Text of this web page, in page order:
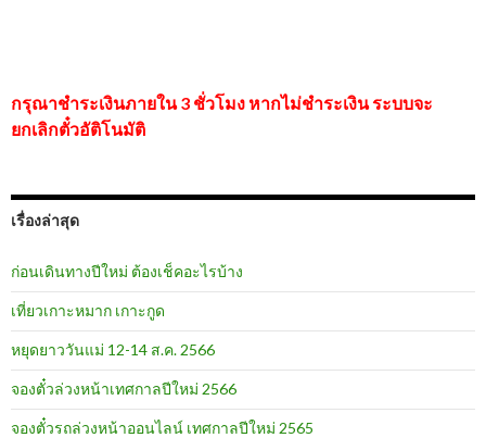
กรุณาชำระเงินภายใน 3 ชั่วโมง หากไม่ชำระเงิน ระบบจะ
ยกเลิกตั๋วอัติโนมัติ
เรื่องล่าสุด
ก่อนเดินทางปีใหม่ ต้องเช็คอะไรบ้าง
เที่ยวเกาะหมาก เกาะกูด
หยุดยาววันแม่ 12-14 ส.ค. 2566
จองตั๋วล่วงหน้าเทศกาลปีใหม่ 2566
จองตั๋วรถล่วงหน้าออนไลน์ เทศกาลปีใหม่ 2565